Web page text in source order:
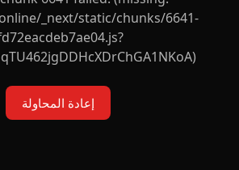
_next/static/chunks/6641-
إعادة المحاولة